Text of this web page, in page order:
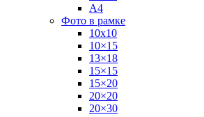
А4
Фото в рамке
10х10
10×15
13×18
15×15
15×20
20×20
20×30